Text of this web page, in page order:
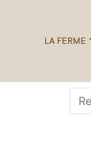
LA FERME